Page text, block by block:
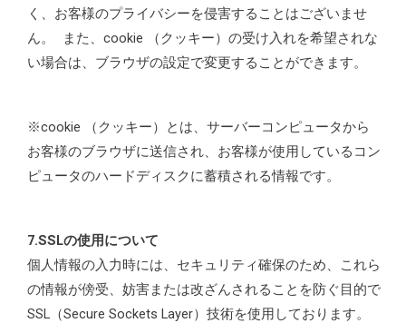
く、お客様のプライバシーを侵害することはございませ
ん。 また、cookie （クッキー）の受け入れを希望されな
い場合は、ブラウザの設定で変更することができます。
※cookie （クッキー）とは、サーバーコンピュータから
お客様のブラウザに送信され、お客様が使用しているコン
ピュータのハードディスクに蓄積される情報です。
7.SSLの使用について
個人情報の入力時には、セキュリティ確保のため、これら
の情報が傍受、妨害または改ざんされることを防ぐ目的で
SSL（Secure Sockets Layer）技術を使用しております。